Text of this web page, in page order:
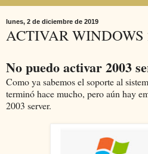
lunes, 2 de diciembre de 2019
ACTIVAR WINDOWS
No puedo activar 2003
Como ya sabemos el soporte al
terminó hace mucho, pero aún hay
2003 server.